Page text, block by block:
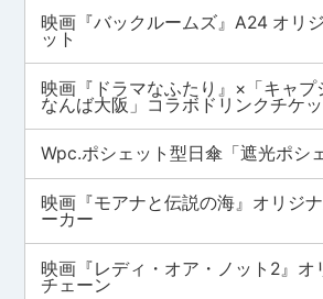
映画『バックルームズ』A24 オリ
ット
映画『ドラマなふたり』×「キャ
なんば大阪」コラボドリンクチケッ
Wpc.ポシェット型日傘「遮光ポシ
映画『モアナと伝説の海』オリジ
ーカー
映画『レディ・オア・ノット2』オ
チェーン